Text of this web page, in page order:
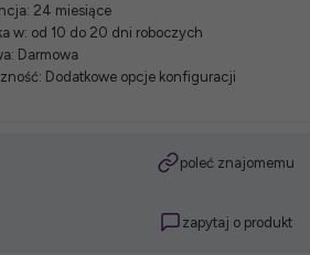
24 miesiące
w: od 10 do 20 dni roboczych
Darmowa
Dodatkowe opcje konfiguracji
poleć znajomemu
zapytaj o produkt